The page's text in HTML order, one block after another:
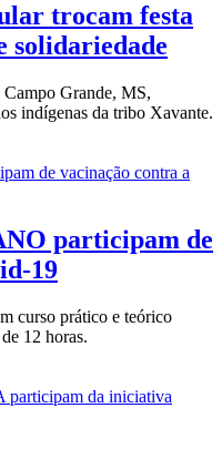
trocam festa
solidariedade
Grande, MS,
indígenas da tribo Xavante.
participam de
19
curso prático e teórico
12 horas.